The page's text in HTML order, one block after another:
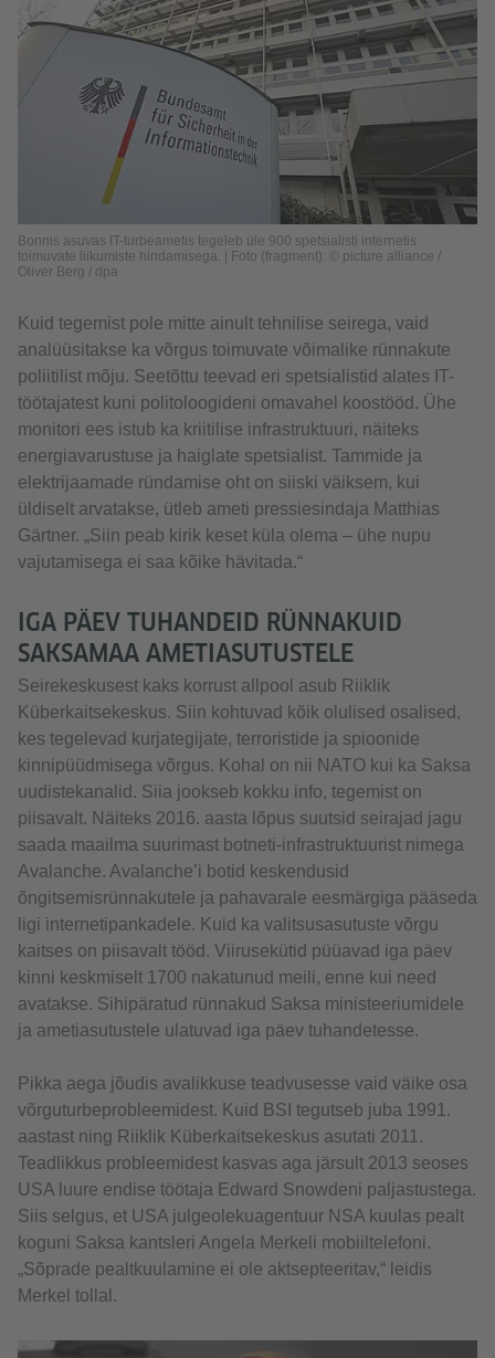
Bonnis asuvas IT-turbeametis tegeleb üle 900 spetsialisti internetis
toimuvate liikumiste hindamisega. | Foto (fragment): © picture alliance /
Oliver Berg / dpa
Kuid tegemist pole mitte ainult tehnilise seirega, vaid
analüüsitakse ka võrgus toimuvate võimalike rünnakute
poliitilist mõju. Seetõttu teevad eri spetsialistid alates IT-
töötajatest kuni politoloogideni omavahel koostööd. Ühe
monitori ees istub ka kriitilise infrastruktuuri, näiteks
energiavarustuse ja haiglate spetsialist. Tammide ja
elektrijaamade ründamise oht on siiski väiksem, kui
üldiselt arvatakse, ütleb ameti pressiesindaja Matthias
Gärtner. „Siin peab kirik keset küla olema – ühe nupu
vajutamisega ei saa kõike hävitada.“
IGA PÄEV TUHANDEID RÜNNAKUID
SAKSAMAA AMETIASUTUSTELE
Seirekeskusest kaks korrust allpool asub Riiklik
Küberkaitsekeskus. Siin kohtuvad kõik olulised osalised,
kes tegelevad kurjategijate, terroristide ja spioonide
kinnipüüdmisega võrgus. Kohal on nii NATO kui ka Saksa
uudistekanalid. Siia jookseb kokku info, tegemist on
piisavalt. Näiteks 2016. aasta lõpus suutsid seirajad jagu
saada maailma suurimast botneti-infrastruktuurist nimega
Avalanche. Avalanche’i botid keskendusid
õngitsemisrünnakutele ja pahavarale eesmärgiga pääseda
ligi internetipankadele. Kuid ka valitsusasutuste võrgu
kaitses on piisavalt tööd. Viirusekütid püüavad iga päev
kinni keskmiselt 1700 nakatunud meili, enne kui need
avatakse. Sihipäratud rünnakud Saksa ministeeriumidele
ja ametiasutustele ulatuvad iga päev tuhandetesse.
Pikka aega jõudis avalikkuse teadvusesse vaid väike osa
võrguturbeprobleemidest. Kuid BSI tegutseb juba 1991.
aastast ning Riiklik Küberkaitsekeskus asutati 2011.
Teadlikkus probleemidest kasvas aga järsult 2013 seoses
USA luure endise töötaja Edward Snowdeni paljastustega.
Siis selgus, et USA julgeolekuagentuur NSA kuulas pealt
koguni Saksa kantsleri Angela Merkeli mobiiltelefoni.
„Sõprade pealtkuulamine ei ole aktsepteeritav,“ leidis
Merkel tollal.